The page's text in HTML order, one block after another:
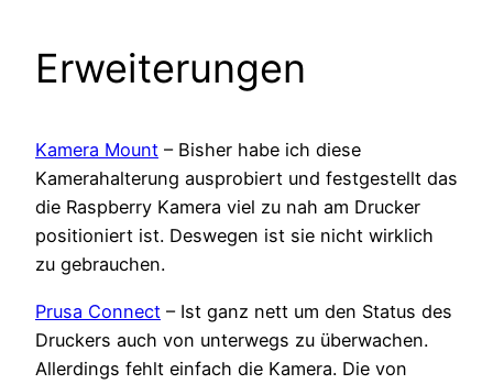
Erweiterungen
Kamera Mount – Bisher habe ich diese
Kamerahalterung ausprobiert und festgestellt das
die Raspberry Kamera viel zu nah am Drucker
positioniert ist. Deswegen ist sie nicht wirklich
zu gebrauchen.
Prusa Connect – Ist ganz nett um den Status des
Druckers auch von unterwegs zu überwachen.
Allerdings fehlt einfach die Kamera. Die von